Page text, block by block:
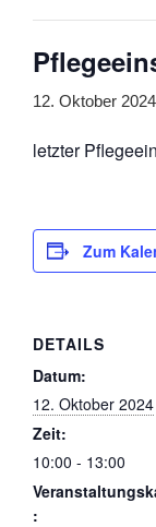
12. Oktober
letzter
Zum
DETAILS
Datum:
12. Oktober 2024
Zeit:
10:00 - 13:00
: